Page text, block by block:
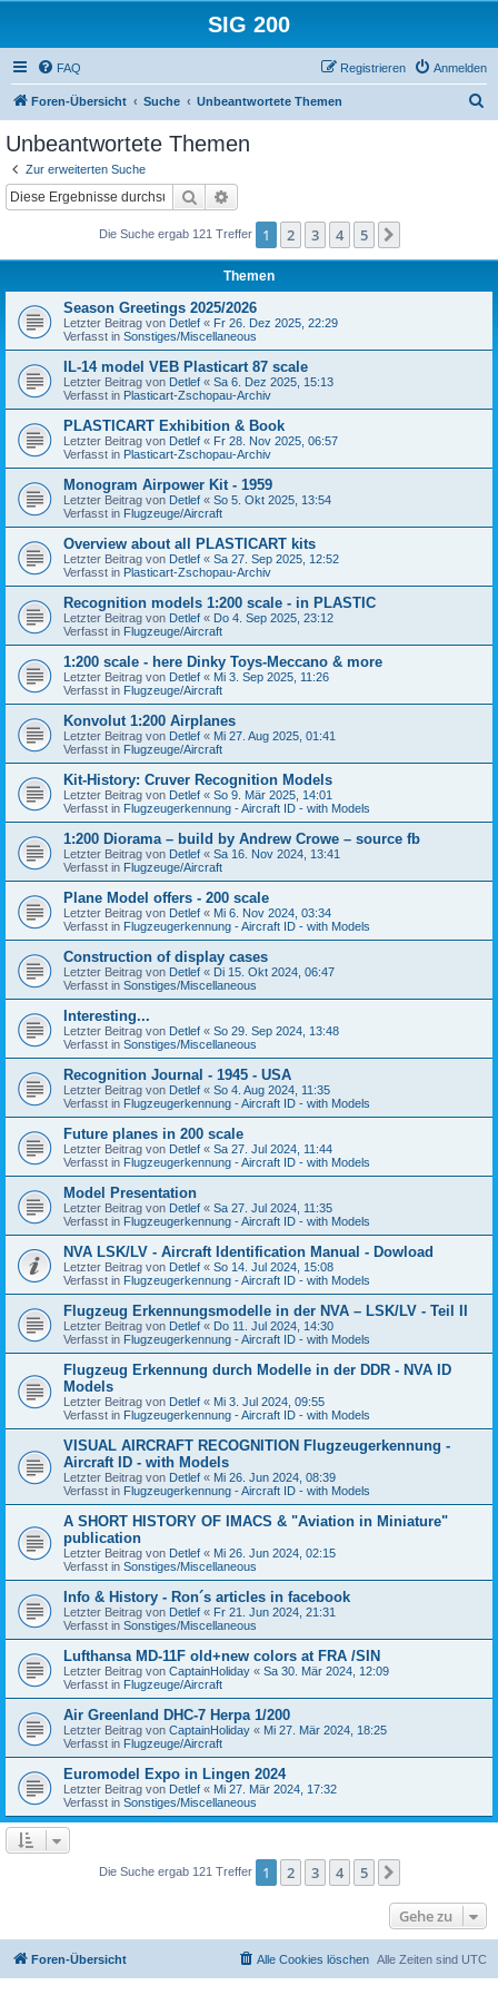
SIG 200
FAQ Anmelden
Registrieren
Foren-Übersicht Suche Unbeantwortete Themen
Unbeantwortete Themen
Zur erweiterten Suche
Suche
Die Suche ergab 121 Treffer 1 2 3 4 5
Themen
Season Greetings 2025/2026
Letzter Beitrag von Detlef « Fr 26. Dez 2025, 22:29
Verfasst in Sonstiges/Miscellaneous
IL-14 model VEB Plasticart 87 scale
Letzter Beitrag von Detlef « Sa 6. Dez 2025, 15:13
Verfasst in Plasticart-Zschopau-Archiv
PLASTICART Exhibition & Book
Letzter Beitrag von Detlef « Fr 28. Nov 2025, 06:57
Verfasst in Plasticart-Zschopau-Archiv
Monogram Airpower Kit - 1959
Letzter Beitrag von Detlef « So 5. Okt 2025, 13:54
Verfasst in Flugzeuge/Aircraft
Overview about all PLASTICART kits
Letzter Beitrag von Detlef « Sa 27. Sep 2025, 12:52
Verfasst in Plasticart-Zschopau-Archiv
Recognition models 1:200 scale - in PLASTIC
Letzter Beitrag von Detlef « Do 4. Sep 2025, 23:12
Verfasst in Flugzeuge/Aircraft
1:200 scale - here Dinky Toys-Meccano & more
Letzter Beitrag von Detlef « Mi 3. Sep 2025, 11:26
Verfasst in Flugzeuge/Aircraft
Konvolut 1:200 Airplanes
Letzter Beitrag von Detlef « Mi 27. Aug 2025, 01:41
Verfasst in Flugzeuge/Aircraft
Kit-History: Cruver Recognition Models
Letzter Beitrag von Detlef « So 9. Mär 2025, 14:01
Verfasst in Flugzeugerkennung - Aircraft ID - with Models
1:200 Diorama – build by Andrew Crowe – source fb
Letzter Beitrag von Detlef « Sa 16. Nov 2024, 13:41
Verfasst in Flugzeuge/Aircraft
Plane Model offers - 200 scale
Letzter Beitrag von Detlef « Mi 6. Nov 2024, 03:34
Verfasst in Flugzeugerkennung - Aircraft ID - with Models
Construction of display cases
Letzter Beitrag von Detlef « Di 15. Okt 2024, 06:47
Verfasst in Sonstiges/Miscellaneous
Interesting...
Letzter Beitrag von Detlef « So 29. Sep 2024, 13:48
Verfasst in Sonstiges/Miscellaneous
Recognition Journal - 1945 - USA
Letzter Beitrag von Detlef « So 4. Aug 2024, 11:35
Verfasst in Flugzeugerkennung - Aircraft ID - with Models
Future planes in 200 scale
Letzter Beitrag von Detlef « Sa 27. Jul 2024, 11:44
Verfasst in Flugzeugerkennung - Aircraft ID - with Models
Model Presentation
Letzter Beitrag von Detlef « Sa 27. Jul 2024, 11:35
Verfasst in Flugzeugerkennung - Aircraft ID - with Models
NVA LSK/LV - Aircraft Identification Manual - Dowload
Letzter Beitrag von Detlef « So 14. Jul 2024, 15:08
Verfasst in Flugzeugerkennung - Aircraft ID - with Models
Flugzeug Erkennungsmodelle in der NVA – LSK/LV - Teil II
Letzter Beitrag von Detlef « Do 11. Jul 2024, 14:30
Verfasst in Flugzeugerkennung - Aircraft ID - with Models
Flugzeug Erkennung durch Modelle in der DDR - NVA ID
Models
Letzter Beitrag von Detlef « Mi 3. Jul 2024, 09:55
Verfasst in Flugzeugerkennung - Aircraft ID - with Models
VISUAL AIRCRAFT RECOGNITION Flugzeugerkennung -
Aircraft ID - with Models
Letzter Beitrag von Detlef « Mi 26. Jun 2024, 08:39
Verfasst in Flugzeugerkennung - Aircraft ID - with Models
A SHORT HISTORY OF IMACS & "Aviation in Miniature"
publication
Letzter Beitrag von Detlef « Mi 26. Jun 2024, 02:15
Verfasst in Sonstiges/Miscellaneous
Info & History - Ron´s articles in facebook
Letzter Beitrag von Detlef « Fr 21. Jun 2024, 21:31
Verfasst in Sonstiges/Miscellaneous
Lufthansa MD-11F old+new colors at FRA /SIN
Letzter Beitrag von CaptainHoliday « Sa 30. Mär 2024, 12:09
Verfasst in Flugzeuge/Aircraft
Air Greenland DHC-7 Herpa 1/200
Letzter Beitrag von CaptainHoliday « Mi 27. Mär 2024, 18:25
Verfasst in Flugzeuge/Aircraft
Euromodel Expo in Lingen 2024
Letzter Beitrag von Detlef « Mi 27. Mär 2024, 17:32
Verfasst in Sonstiges/Miscellaneous
Die Suche ergab 121 Treffer 1 2 3 4 5
Gehe zu
Foren-Übersicht Alle Zeiten sind UTC
Alle Cookies löschen